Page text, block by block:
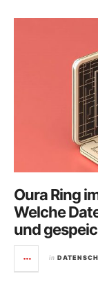
Oura Ring
Welche
und
in